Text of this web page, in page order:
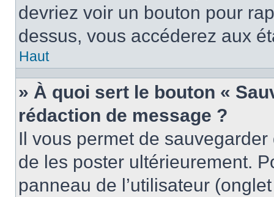
devriez voir un bouton pour
dessus, vous accéderez aux
Haut
» À quoi sert le bouton «
rédaction de message ?
Il vous permet de
de les poster ultérieurement.
panneau de l’utilisateur